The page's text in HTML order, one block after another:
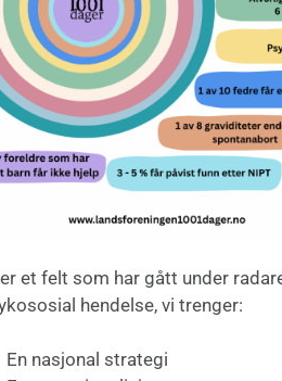
et felt som har gått under
hendelse, vi trenger:
En nasjonal strategi